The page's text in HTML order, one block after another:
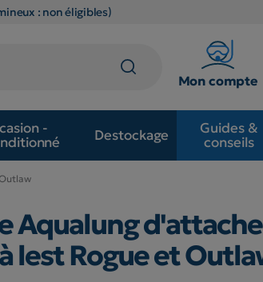
: non éligibles)
Mon compte
-
Destockage
Guides &
conseils
Aqualung
lest Rogue et